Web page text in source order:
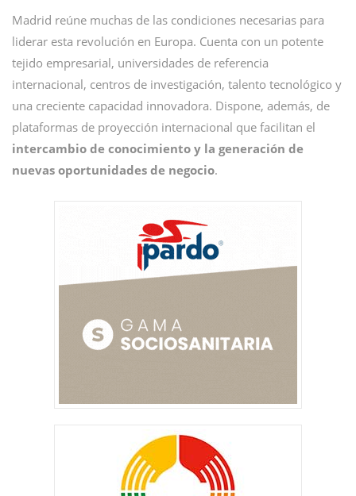
Madrid reúne muchas de las condiciones necesarias para
liderar esta revolución en Europa. Cuenta con un potente
tejido empresarial, universidades de referencia
internacional, centros de investigación, talento tecnológico y
una creciente capacidad innovadora. Dispone, además, de
plataformas de proyección internacional que facilitan el
intercambio de conocimiento y la generación de
nuevas oportunidades de negocio.